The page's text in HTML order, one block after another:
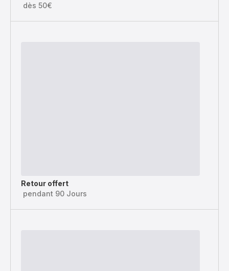
dès 50€
Retour offert
pendant 90 Jours